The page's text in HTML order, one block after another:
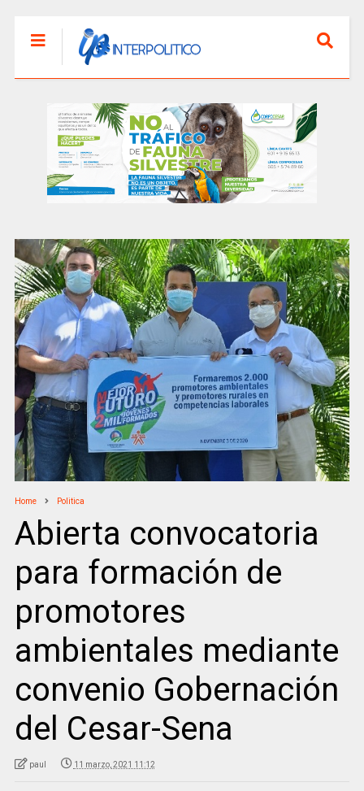
Home Politica
Abierta convocatoria
para formación de
promotores
ambientales mediante
convenio Gobernación
del Cesar-Sena
paul 11 marzo, 2021 11:12